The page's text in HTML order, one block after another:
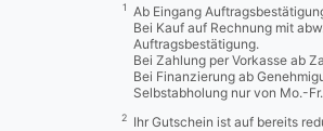
1
Ab Eingang
Bei Kauf auf Rechnung mit
Auftragsbestätigung.
Bei Zahlung per Vorkasse ab
Bei Finanzierung ab
Selbstabholung nur von Mo.-
2 Ihr Gutschein ist auf bereits